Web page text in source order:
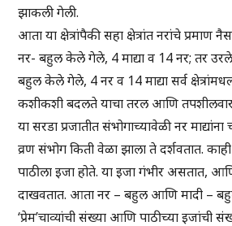
झाकली गेली.
आता या क्षेत्रांपैकी सहा क्षेत्रांत नरांचे प्रमाण
नर- बहुल केले गेले, 4 माद्या व 14 नर; तर
बहुल केले गेले, 4 नर व 14 माद्या सर्व
कशीकशी बदलते याचा तरल आणि
या सरडा प्रजातीत संभोगाच्यावेळी नर
व्रण संभोग किती वेळा झाला ते दर्शवतात. काही
पाठीला इजा होते. या इजा गंभीर असतात,
दाखवतात. आता नर – बहुल आणि मादी – बहुल
‘प्रेम’चाव्यांची संख्या आणि पाठीच्या